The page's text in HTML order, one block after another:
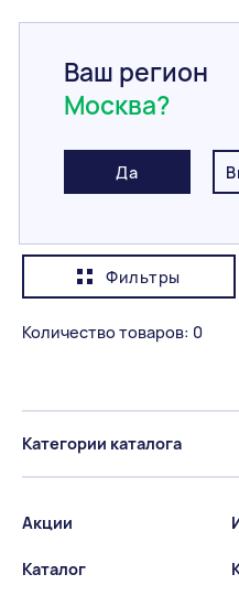
Ваш регион
Москва?
Да
Главная / Каталог
Фильтры
Показывать сначала
Количество товаров: 0
Категории каталога
Акции
Каталог